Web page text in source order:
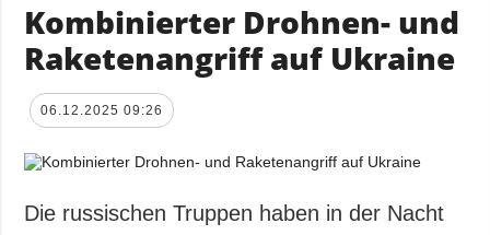
Kombinierter Drohnen- und
Raketenangriff auf Ukraine
06.12.2025 09:26
Die russischen Truppen haben in der Nacht